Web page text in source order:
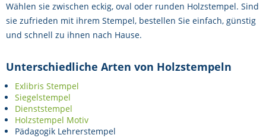
Wählen sie zwischen eckig, oval oder runden Holzstempel. Sind
sie zufrieden mit ihrem Stempel, bestellen Sie einfach, günstig
und schnell zu ihnen nach Hause.
Unterschiedliche Arten von Holzstempeln
Exlibris Stempel
Siegelstempel
Dienststempel
Holzstempel Motiv
Pädagogik Lehrerstempel